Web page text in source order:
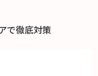
で徹底対策